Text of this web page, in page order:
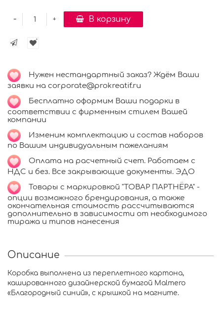
+
- В корзину
Нужен нестандартный заказ? Ждём Ваши
заявки на corporate@prokreatif.ru
Бесплатно оформим Ваши подарки в
соответствии с фирменным стилем Вашей
компании
Изменим комплектацию и состав наборов
по Вашим индивидуальным пожеланиям
Оплата на расчетный счет. Работаем с
НДС и без. Все закрывающие документы. ЭДО
Товары с маркировкой "ТОВАР ПАРТНЁРА" -
опции возможного брендирования, а также
окончательная стоимость рассчитываются
дополнительно в зависимости от необходимого
тиража и типов нанесения
Описание
Коробка выполнена из переплетного картона,
кашированного дизайнерской бумагой Malmero
«Благородный синий», с крышкой на магните.